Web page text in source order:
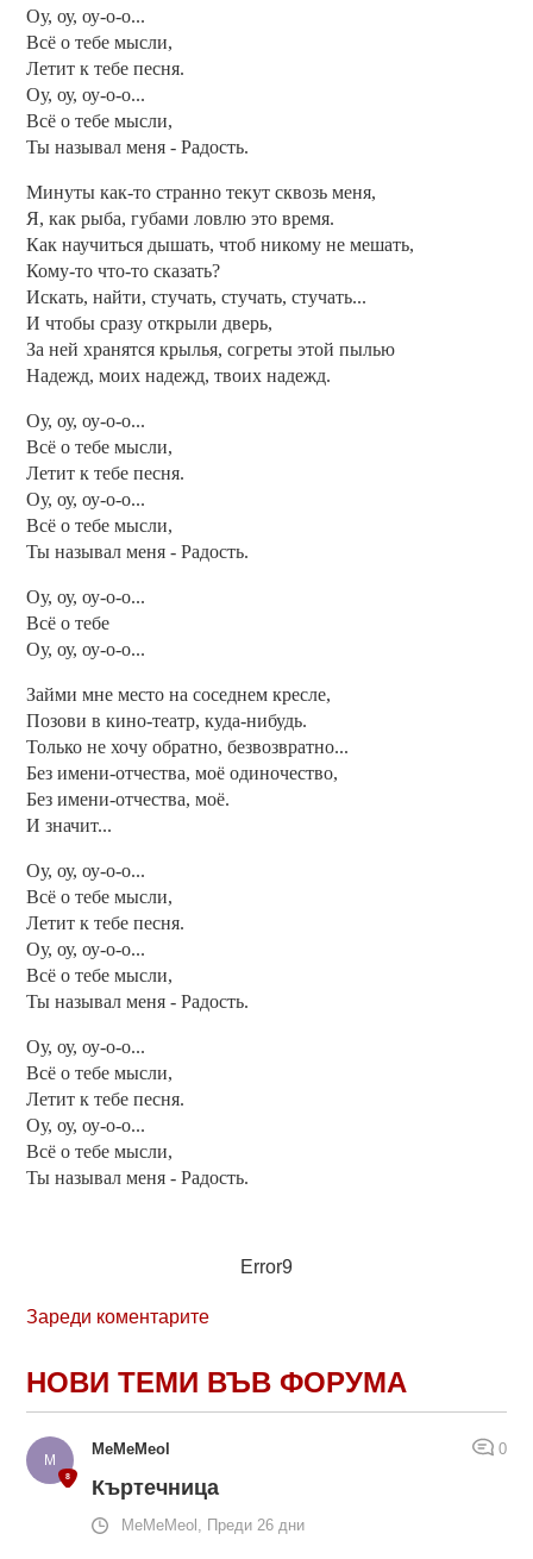
Оу, оу, оу-о-о...
Всё о тебе мысли,
Летит к тебе песня.
Оу, оу, оу-о-о...
Всё о тебе мысли,
Ты называл меня - Радость.
Минуты как-то странно текут сквозь меня,
Я, как рыба, губами ловлю это время.
Как научиться дышать, чтоб никому не мешать,
Кому-то что-то сказать?
Искать, найти, стучать, стучать, стучать...
И чтобы сразу открыли дверь,
За ней хранятся крылья, согреты этой пылью
Надежд, моих надежд, твоих надежд.
Оу, оу, оу-о-о...
Всё о тебе мысли,
Летит к тебе песня.
Оу, оу, оу-о-о...
Всё о тебе мысли,
Ты называл меня - Радость.
Оу, оу, оу-о-о...
Всё о тебе
Оу, оу, оу-о-о...
Займи мне место на соседнем кресле,
Позови в кино-театр, куда-нибудь.
Только не хочу обратно, безвозвратно...
Без имени-отчества, моё одиночество,
Без имени-отчества, моё.
И значит...
Оу, оу, оу-о-о...
Всё о тебе мысли,
Летит к тебе песня.
Оу, оу, оу-о-о...
Всё о тебе мысли,
Ты называл меня - Радость.
Оу, оу, оу-о-о...
Всё о тебе мысли,
Летит к тебе песня.
Оу, оу, оу-о-о...
Всё о тебе мысли,
Ты называл меня - Радость.
Error9
Зареди коментарите
НОВИ ТЕМИ ВЪВ ФОРУМА
MeMeMeol 0
Къртечница
MeMeMeol, Преди 26 дни